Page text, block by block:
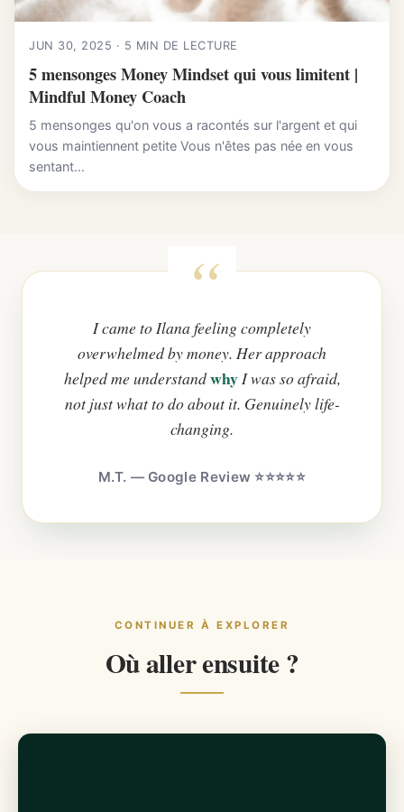
JUN 30, 2025 · 5 MIN DE LECTURE
5 mensonges Money Mindset qui vous limitent |
Mindful Money Coach
5 mensonges qu'on vous a racontés sur l'argent et qui
vous maintiennent petite Vous n'êtes pas née en vous
sentant...
I came to Ilana feeling completely
overwhelmed by money. Her approach
helped me understandwhyI was so afraid,
not just what to do about it. Genuinely life-
changing.
M.T. — Google Review ⭐⭐⭐⭐⭐
CONTINUER À EXPLORER
Où aller ensuite ?